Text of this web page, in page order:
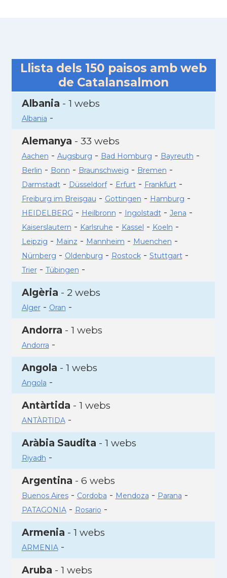
Llista dels 150 paisos amb web
de Catalansalmon
Albania - 1 webs
Albania -
Alemanya - 33 webs
Aachen - Augsburg - Bad Homburg - Bayreuth -
Berlin - Bonn - Braunschweig - Bremen -
Darmstadt- Düsseldorf- Erfurt- Frankfurt-
Freiburg im Breisgau - Gottingen - Hamburg -
HEIDELBERG - Heilbronn - Ingolstadt- Jena -
Kaiserslautern - Karlsruhe - Kassel - Koeln -
Leipzig - Mainz - Mannheim - Muenchen -
Nürnberg - Oldenburg - Rostock- Stuttgart-
Trier- Tübingen -
Algèria - 2 webs
Alger- Oran -
Andorra - 1 webs
Andorra -
Angola - 1 webs
Angola -
Antàrtida - 1 webs
ANTÀRTIDA-
Aràbia Saudita - 1 webs
Riyadh -
Argentina - 6 webs
Buenos Aires- Cordoba - Mendoza - Parana -
PATAGONIA- Rosario -
Armenia - 1 webs
ARMENIA-
Aruba - 1 webs